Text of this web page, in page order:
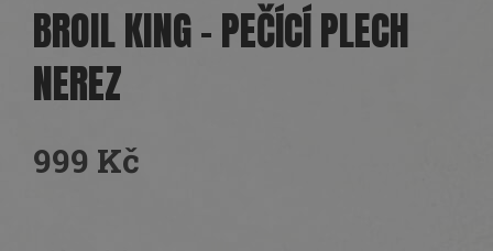
BROIL KING - PEČÍCÍ PLECH
NEREZ
999 Kč